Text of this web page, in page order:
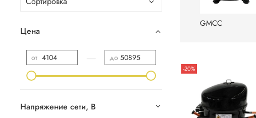
GMCC
-20%
Цена
от до
Напряжение сети, В